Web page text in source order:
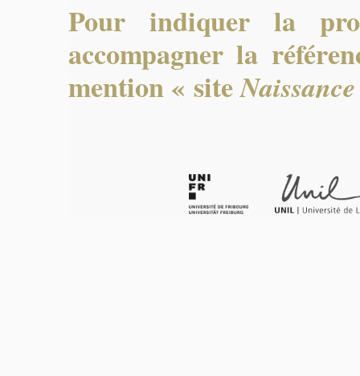
Pour indiquer la
accompagner la
mention « site